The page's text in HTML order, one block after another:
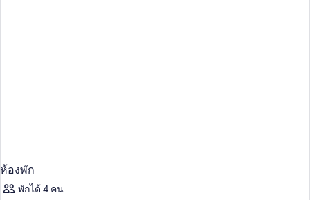
ห้องพัก
พักได้ 4 คน